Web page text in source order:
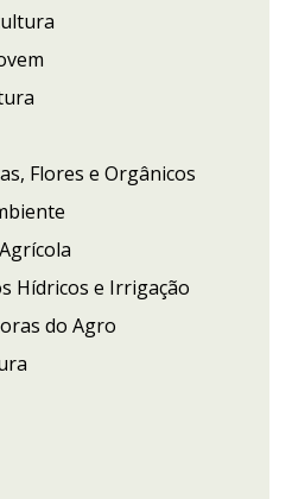
Flores e Orgânicos
Hídricos e Irrigação
do Agro